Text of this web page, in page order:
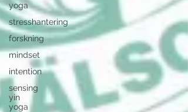
yoga
stresshantering
forskning
mindset
intention
sensing
yin
yoga